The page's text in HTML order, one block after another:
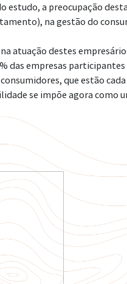
estudo, a preocupação
na gestão do
atuação destes
das empresas
que estão
se impõe agora como